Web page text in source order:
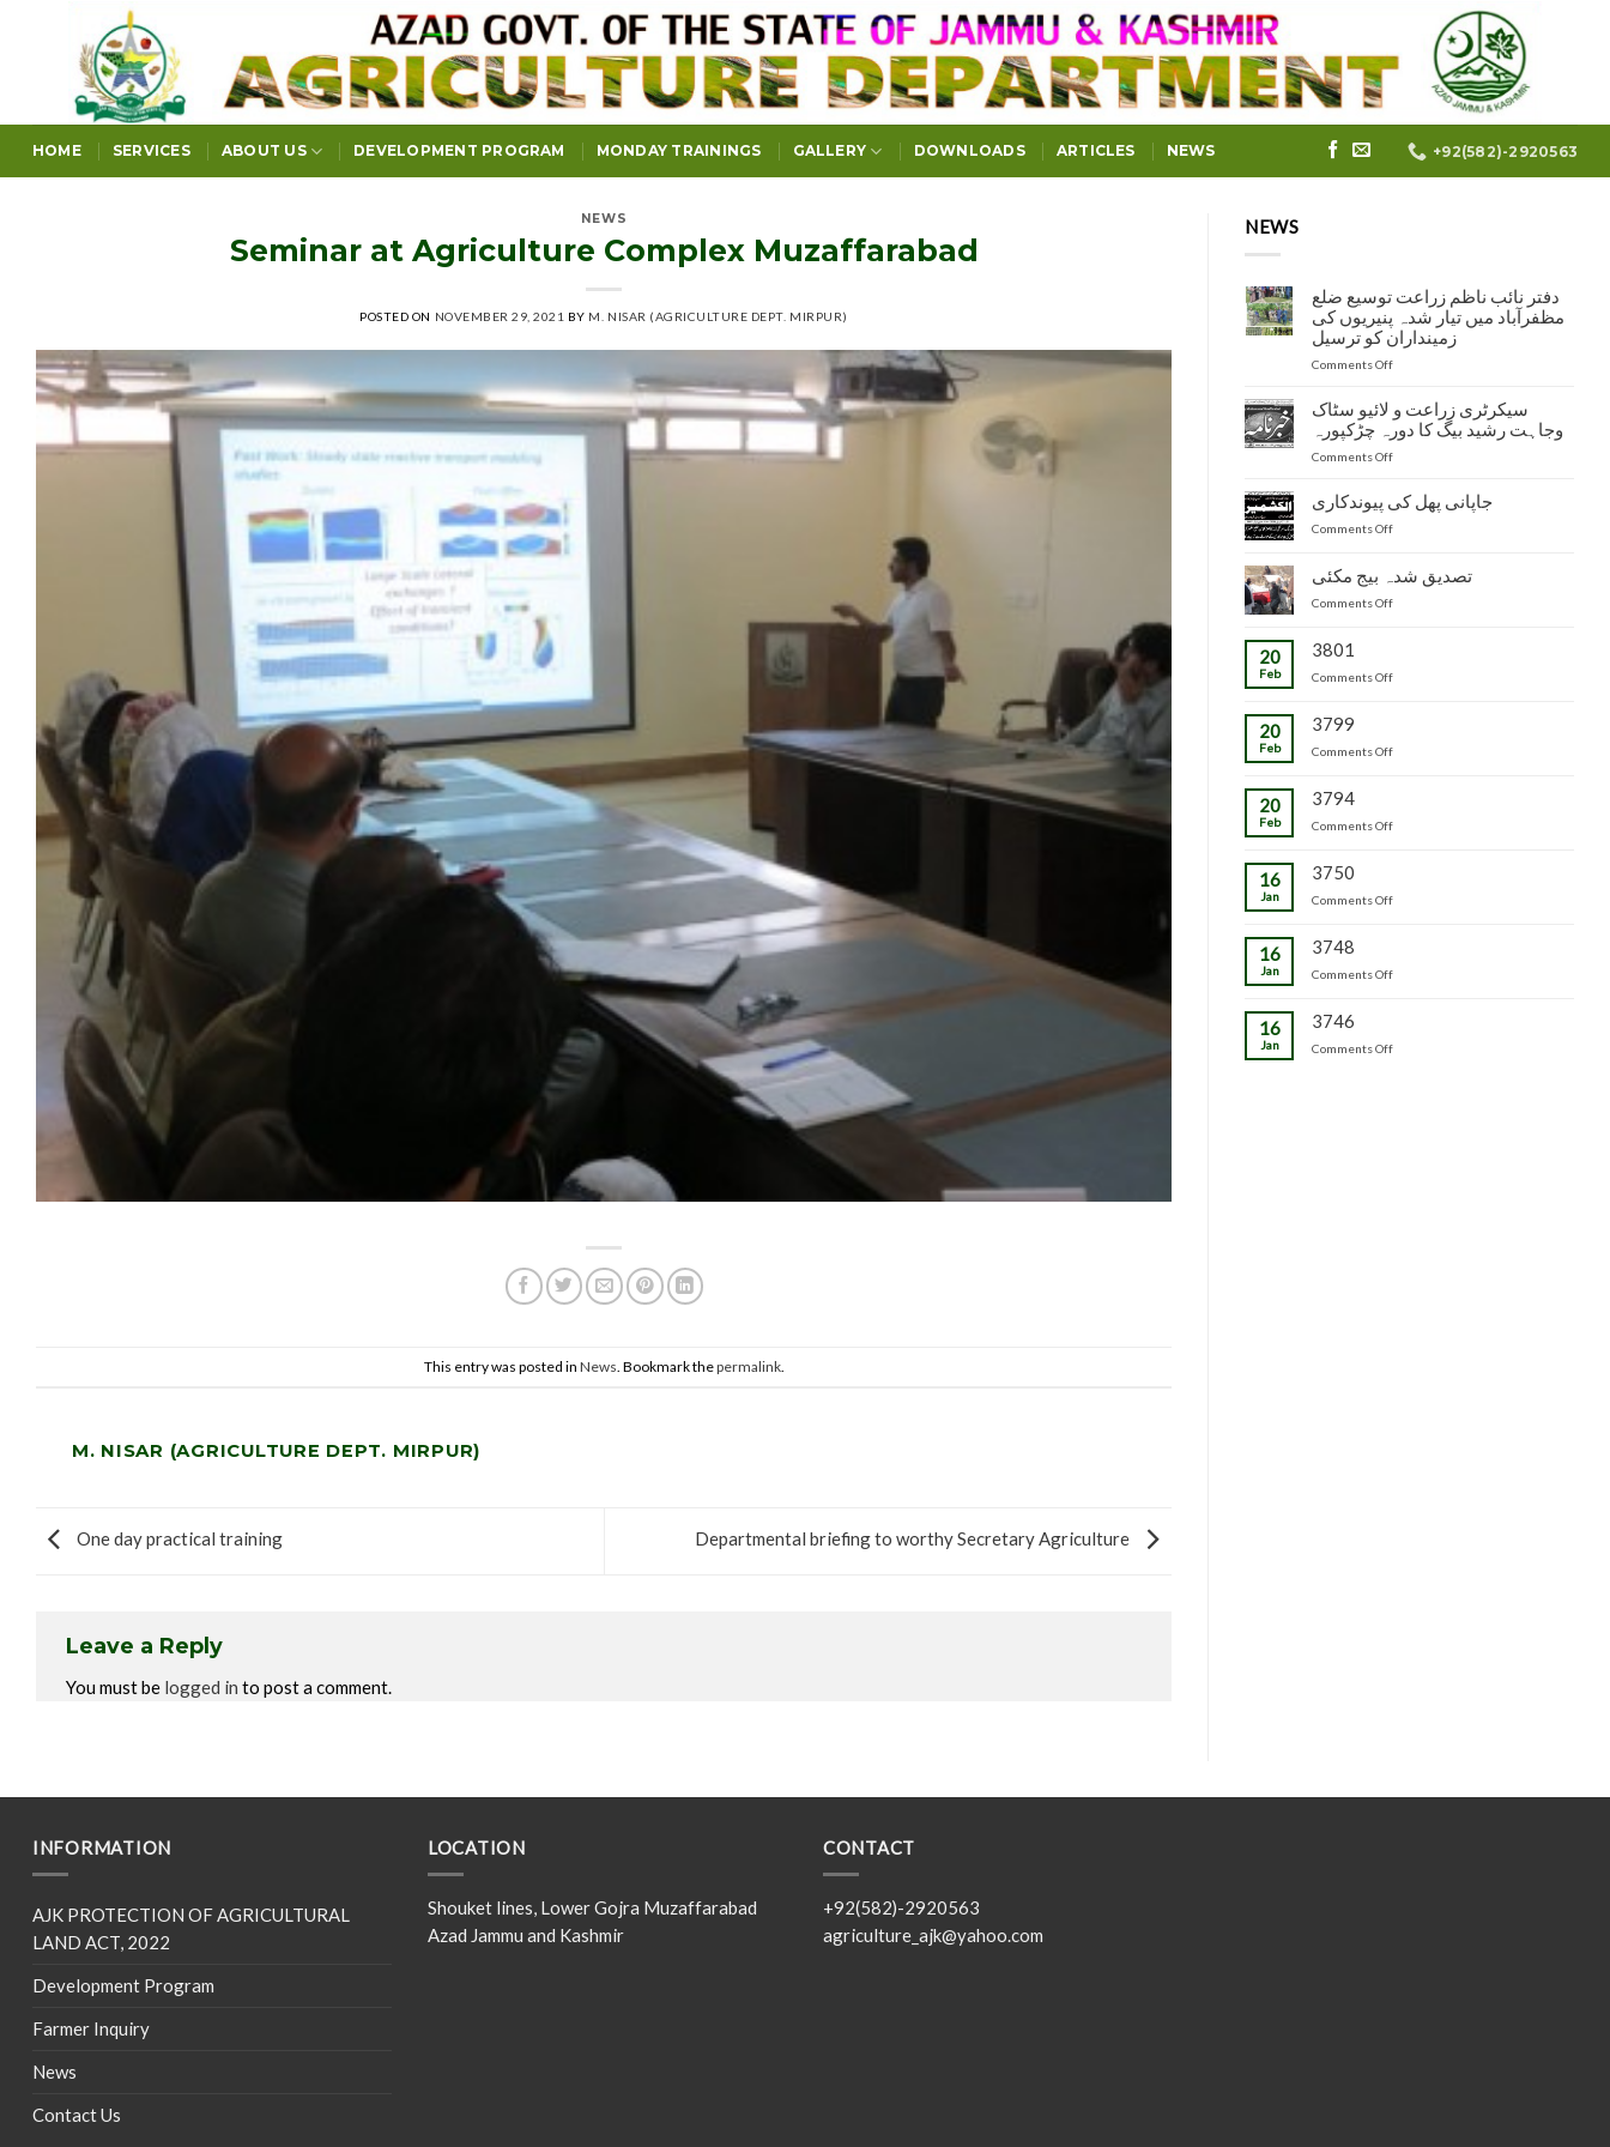
HOME SERVICES ABOUT US DEVELOPMENT PROGRAM MONDAY TRAININGS GALLERY DOWNLOADS ARTICLES NEWS +92(582)-2920563
NEWS
Seminar at Agriculture Complex Muzaffarabad
POSTED ON NOVEMBER 29, 2021 BY M. NISAR (AGRICULTURE DEPT. MIRPUR)
This entry was posted in News . Bookmark thepermalink.
M. NISAR (AGRICULTURE DEPT. MIRPUR)
One day practical training Departmental briefing to worthy Secretary Agriculture
Leave a Reply
You must be logged in to post a comment.
NEWS
دفتر نائب ناظم زراعت توسیع ضلع
مظفرآباد میں تیار شدہ پنیریوں کی
زمینداران کو ترسیل
Comments Offon
ناظم
زراعت
توسیع
مظفرآباد
پنیریوں
سیکرٹری زراعت و لائیو سٹاک
وجاہت رشید بیگ کا دورہ چڑکپورہ
Comments Offon
زراعت
و
لائیو
وجاہت
جاپانی پھل کی پیوندکاری
Comments Offon
کی
پیوندکاری
تصدیق شدہ بیج مکئی
Comments Offon
مکئی
20
Feb
3801
Comments Offon
20
Feb
3799
Comments Offon
20
Feb
3794
Comments Offon
16
Jan
3750
Comments Offon
16
Jan
3748
Comments Offon
16
Jan
3746
Comments Offon
INFORMATION
AJK PROTECTION OF AGRICULTURAL
LAND ACT, 2022
Development Program
Farmer Inquiry
News
Contact Us
LOCATION
Shouket lines, Lower Gojra Muzaffarabad
Azad Jammu and Kashmir
CONTACT
+92(582)-2920563
agriculture_ajk@yahoo.com